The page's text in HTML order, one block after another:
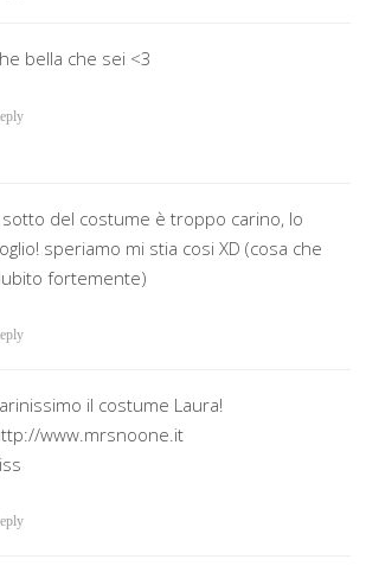
bella che sei <3
sotto del costume è troppo carino, lo
speriamo mi stia cosi XD (cosa che
fortemente)
il costume Laura!
www.mrsnoone.it